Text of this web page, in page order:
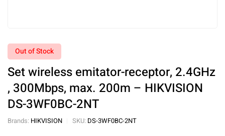
Out of Stock
Set wireless emitator-receptor, 2.4GHz
, 300Mbps, max. 200m – HIKVISION
DS-3WF0BC-2NT
Brands: HIKVISION SKU: DS-3WF0BC-2NT